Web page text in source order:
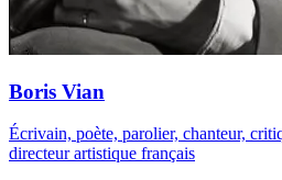
Boris Vian
Écrivain, poète, parolier, chanteur,
directeur artistique français